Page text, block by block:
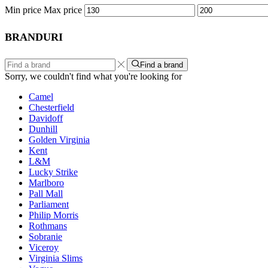
Min price Max price
BRANDURI
Find a brand
Sorry, we couldn't find what you're looking for
Camel
Chesterfield
Davidoff
Dunhill
Golden Virginia
Kent
L&M
Lucky Strike
Marlboro
Pall Mall
Parliament
Philip Morris
Rothmans
Sobranie
Viceroy
Virginia Slims